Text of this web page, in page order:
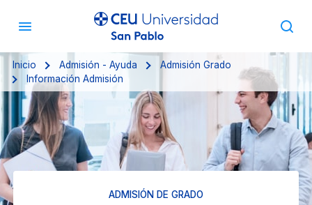
Inicio Admisión - Ayuda
Admisión Grado
Información Admisión
ADMISIÓN DE GRADO